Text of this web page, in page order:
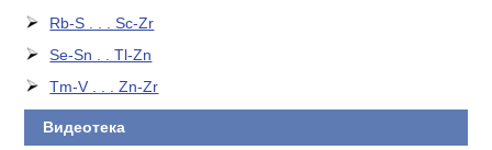
Rb-S . . . Sc-Zr
Se-Sn . . Tl-Zn
Tm-V . . . Zn-Zr
Видеотека